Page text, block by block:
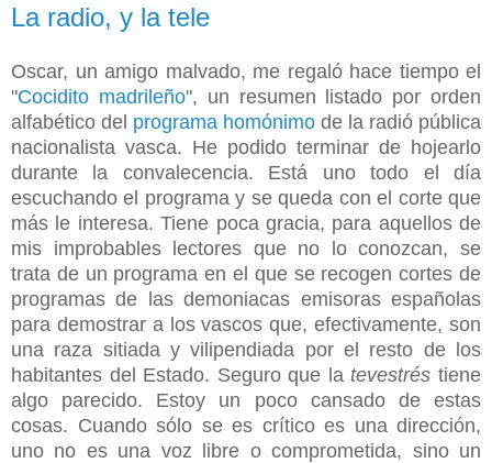
La radio, y la tele
Oscar, un amigo malvado, me regaló hace tiempo el
"Cocidito madrileño", un resumen listado por orden
alfabético del programa homónimo de la radió pública
nacionalista vasca. He podido terminar de hojearlo
durante la convalecencia. Está uno todo el día
escuchando el programa y se queda con el corte que
más le interesa. Tiene poca gracia, para aquellos de
mis improbables lectores que no lo conozcan, se
trata de un programa en el que se recogen cortes de
programas de las demoniacas emisoras españolas
para demostrar a los vascos que, efectivamente, son
una raza sitiada y vilipendiada por el resto de los
habitantes del Estado. Seguro que la tevestréstiene
algo parecido. Estoy un poco cansado de estas
cosas. Cuando sólo se es crítico es una dirección,
uno no es una voz libre o comprometida, sino un